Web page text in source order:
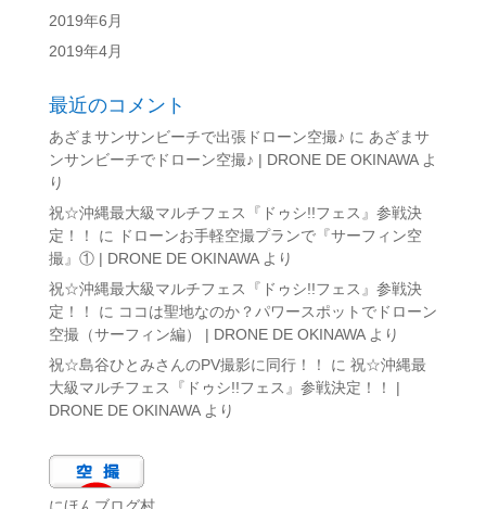
2019年6月
2019年4月
最近のコメント
あざまサンサンビーチで出張ドローン空撮♪ に あざまサ
ンサンビーチでドローン空撮♪ | DRONE DE OKINAWAよ
り
祝☆沖縄最大級マルチフェス『ドゥシ!!フェス』参戦決
定！！
に
ドローンお手軽空撮プランで『サーフィン空
撮』① | DRONE DE OKINAWAより
祝☆沖縄最大級マルチフェス『ドゥシ!!フェス』参戦決
定！！
に ココは聖地なのか？パワースポットでドローン
空撮（サーフィン編） | DRONE DE OKINAWAより
祝☆島谷ひとみさんのPV撮影に同行！！
に 祝☆沖縄最
大級マルチフェス『ドゥシ!!フェス』参戦決定！！ |
DRONE DE OKINAWAより
にほんブログ村